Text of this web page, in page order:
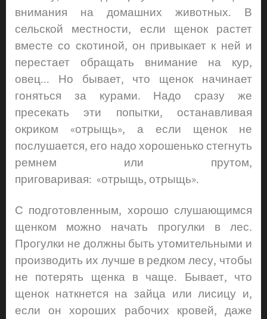
внимания на домашних животных. В
сельской местности, если щенок растет
вместе со скотиной, он привыкает к ней и
перестает обращать внимание на кур,
овец... Но бывает, что щенок начинает
гоняться за курами. Надо сразу же
пресекать эти попытки, останавливая
окриком «отрыщь», а если щенок не
послушается, его надо хорошенько стегнуть
ремнем или прутом,
приговаривая: «отрыщь, отрыщь».
С подготовленным, хорошо слушающимся
щенком можно начать прогулки в лес.
Прогулки не должны быть утомительными и
производить их лучше в редком лесу, чтобы
не потерять щенка в чаще. Бывает, что
щенок наткнется на зайца или лисицу и,
если он хороших рабочих кровей, даже